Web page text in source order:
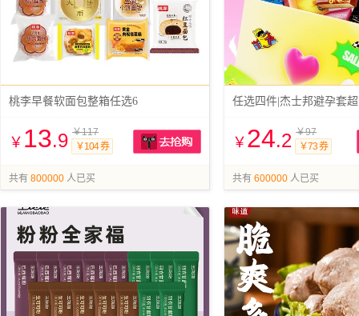
桃李早餐软面包整箱任选6
￥ 13.9 ￥117
￥104 券
共有 800000 人已买
￥ 24.2 ￥97
￥73 券
共有 600000 人已买